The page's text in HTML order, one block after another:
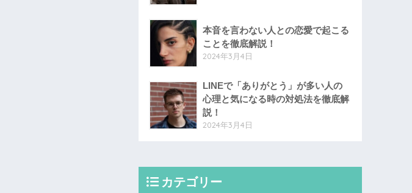
本音を言わない人との恋愛で起こる
ことを徹底解説！
2024年3月4日
LINEで「ありがとう」が多い人の
心理と気になる時の対処法を徹底解
説！
2024年3月4日
カテゴリー